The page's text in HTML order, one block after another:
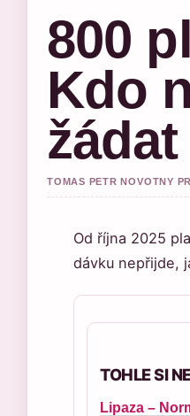
800
Kdo
žádat
TOMAS PETR NOVOTNY
Od října 2025
dávku nepřijde,
TOHLE SI
Lipaza –